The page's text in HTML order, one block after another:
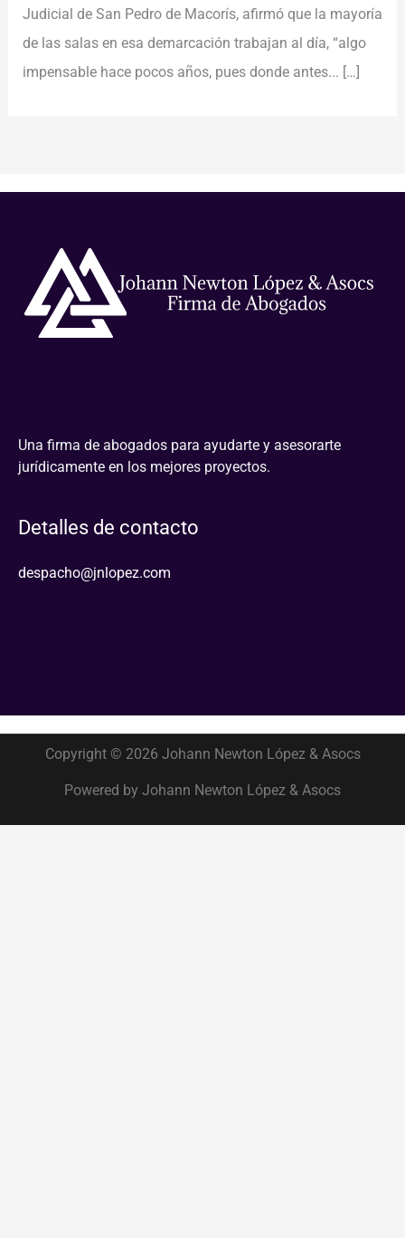
Judicial de San Pedro de Macorís, afirmó que la mayoría
de las salas en esa demarcación trabajan al día, “algo
impensable hace pocos años, pues donde antes... […]
Una firma de abogados para ayudarte y asesorarte
jurídicamente en los mejores proyectos.
Detalles de contacto
despacho@jnlopez.com
Copyright © 2026 Johann Newton López & Asocs
Powered by Johann Newton López & Asocs